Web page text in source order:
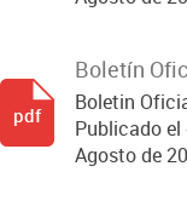
Boletín
Boletin
Publicado el
Agosto de
pdf